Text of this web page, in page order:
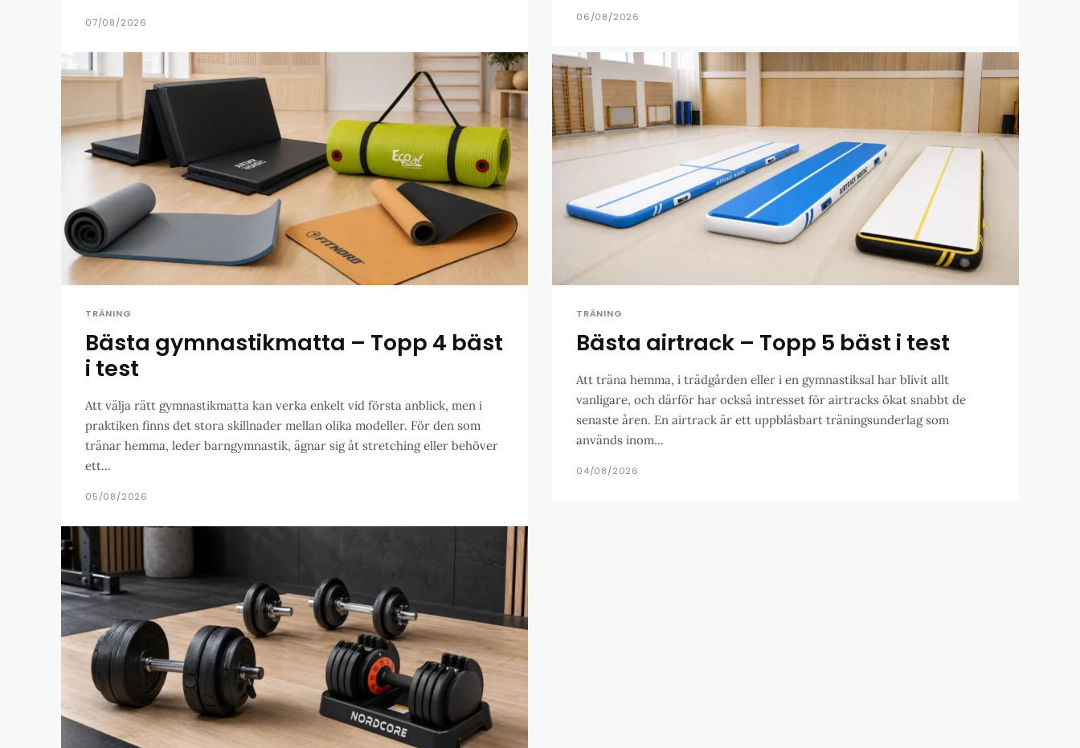
07/08/2026 06/08/2026
TRÄNING
Bästa gymnastikmatta – Topp 4 bäst
i test
Att välja rätt gymnastikmatta kan verka enkelt vid första anblick, men i
praktiken finns det stora skillnader mellan olika modeller. För den som
tränar hemma, leder barngymnastik, ägnar sig åt stretching eller behöver
ett...
05/08/2026
TRÄNING
Bästa airtrack – Topp 5 bäst i test
Att träna hemma, i trädgården eller i en gymnastiksal har blivit allt
vanligare, och därför har också intresset för airtracks ökat snabbt de
senaste åren. En airtrack är ett uppblåsbart träningsunderlag som
används inom...
04/08/2026